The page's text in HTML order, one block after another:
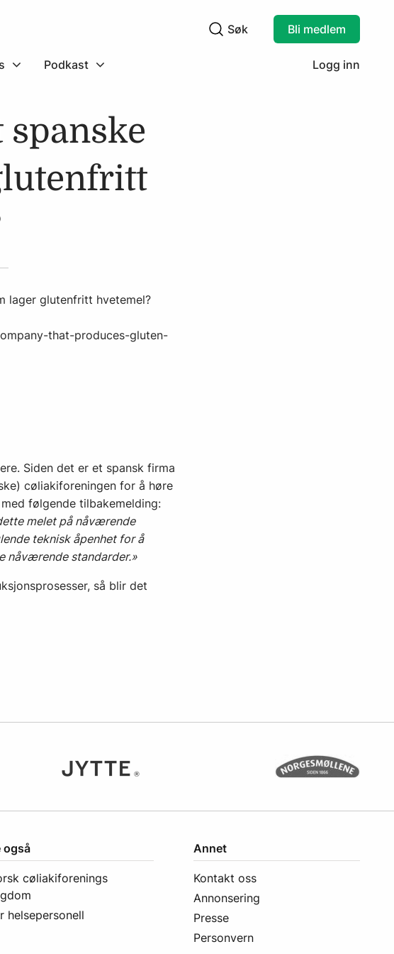
Podkast
Søkefelt
Søk Bli medlem
Logg inn
lager glutenfritt hvetemel?
that-produces-gluten-
Siden det er et spansk firma
cøliakiforeningen for å høre
følgende tilbakemelding:
melet på nåværende
teknisk åpenhet for å
nåværende standarder.»
så blir det
også
cøliakiforenings
helsepersonell
Annet
Kontakt oss
Annonsering
Presse
Personvern